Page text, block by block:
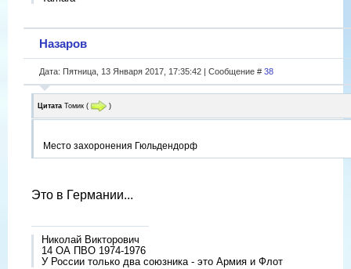
Назаров
Дата: Пятница, 13 Января 2017, 17:35:42 | Сообщение # 38
Цитата Томик ( )
Место захоронения Гюльдендорф
Это в Германии...
Николай Викторович
14 ОА ПВО 1974-1976
У России только два союзника - это Армия и Флот